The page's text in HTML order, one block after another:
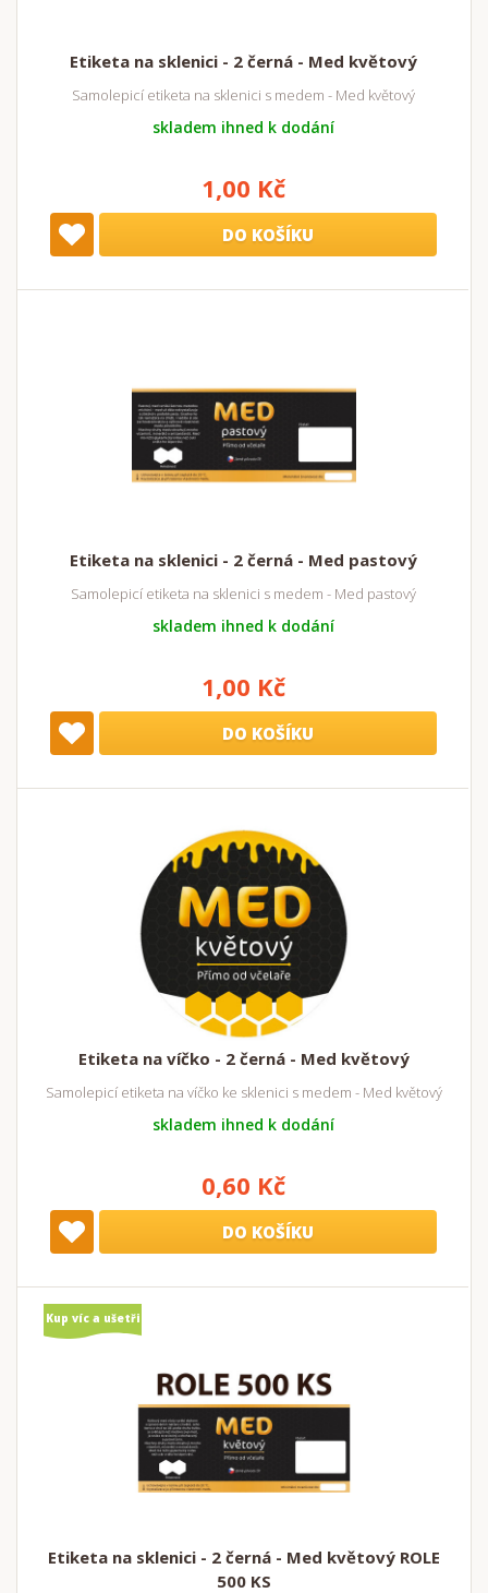
Etiketa na sklenici - 2 černá - Med květový
Samolepicí etiketa na sklenici s medem - Med květový
skladem ihned k dodání
1,00 Kč
DO KOŠÍKU
Etiketa na sklenici - 2 černá - Med pastový
Samolepicí etiketa na sklenici s medem - Med pastový
skladem ihned k dodání
1,00 Kč
DO KOŠÍKU
Etiketa na víčko - 2 černá - Med květový
Samolepicí etiketa na víčko ke sklenici s medem - Med květový
skladem ihned k dodání
0,60 Kč
DO KOŠÍKU
Kup víc a ušetři
Etiketa na sklenici - 2 černá - Med květový ROLE
500 KS